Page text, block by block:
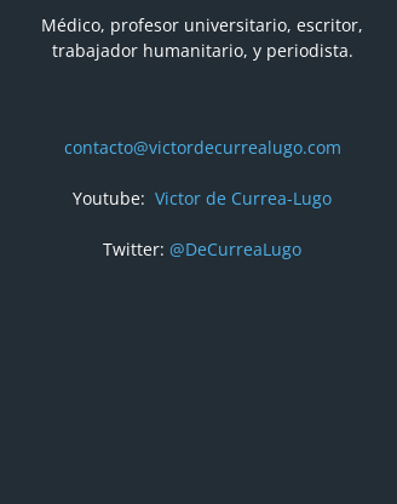
Médico, profesor universitario, escritor,
trabajador humanitario, y periodista.
contacto@victordecurrealugo.com
Youtube: Victor de Currea-Lugo
Twitter: @DeCurreaLugo